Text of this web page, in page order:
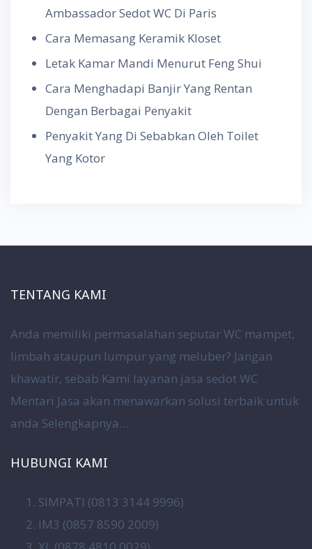
Ambassador Sedot WC Di Paris
Cara Memasang Keramik Kloset
Letak Kamar Mandi Menurut Feng Shui
Cara Menghadapi Banjir Yang Rentan
Dengan Berbagai Penyakit
Penyakit Yang Di Sebabkan Oleh Toilet
Yang Kotor
TENTANG KAMI
Anda memiliki permasalahan seputar WC mampet,
limbah ataupun lumpur yang meluber? Jangan
khawatir, sebab Kami layanan jasa sedot WC
Mentari Jasa akan menawarkan solusi terbaik untuk
anda Selengkapnya…
HUBUNGI KAMI
SIMPATI (0813 3144 9996)
IM3 (0857 8590 2009)